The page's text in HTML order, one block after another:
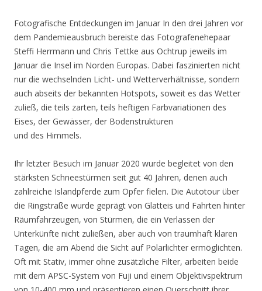
Fotografische Entdeckungen im Januar In den drei Jahren vor
dem Pandemieausbruch bereiste das Fotografenehepaar
Steffi Herrmann und Chris Tettke aus Ochtrup jeweils im
Januar die Insel im Norden Europas. Dabei faszinierten nicht
nur die wechselnden Licht- und Wetterverhältnisse, sondern
auch abseits der bekannten Hotspots, soweit es das Wetter
zuließ, die teils zarten, teils heftigen Farbvariationen des
Eises, der Gewässer, der Bodenstrukturen
und des Himmels.
Ihr letzter Besuch im Januar 2020 wurde begleitet von den
stärksten Schneestürmen seit gut 40 Jahren, denen auch
zahlreiche Islandpferde zum Opfer fielen. Die Autotour über
die Ringstraße wurde geprägt von Glatteis und Fahrten hinter
Räumfahrzeugen, von Stürmen, die ein Verlassen der
Unterkünfte nicht zuließen, aber auch von traumhaft klaren
Tagen, die am Abend die Sicht auf Polarlichter ermöglichten.
Oft mit Stativ, immer ohne zusätzliche Filter, arbeiten beide
mit dem APSC-System von Fuji und einem Objektivspektrum